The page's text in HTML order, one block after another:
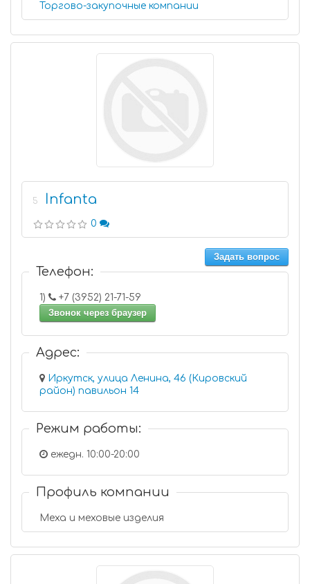
Торгово-закупочные компании
5 Infanta
0
Задать вопрос
Телефон:
1)
+7 (3952) 21-71-59
Звонок через браузер
Адрес:
Иркутск, улица Ленина, 46 (Кировский
район) павильон 14
Режим работы:
ежедн. 10:00-20:00
Профиль компании
Меха и меховые изделия